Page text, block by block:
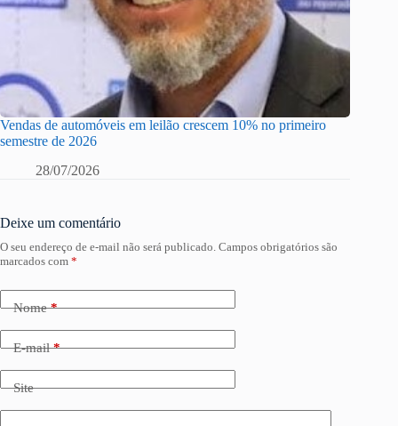
Vendas de automóveis em leilão crescem 10% no primeiro
semestre de 2026
28/07/2026
Deixe um comentário
O seu endereço de e-mail não será publicado. Campos obrigatórios são
marcados com *
Nome*
E-mail*
Site